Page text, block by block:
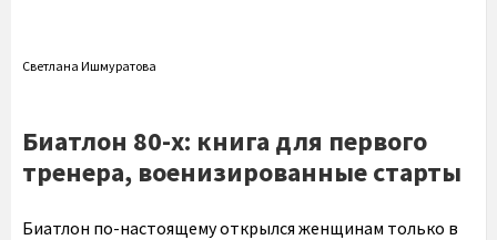
Светлана Ишмуратова
Биатлон 80-х: книга для первого
тренера, военизированные старты
Биатлон по-настоящему открылся женщинам только в